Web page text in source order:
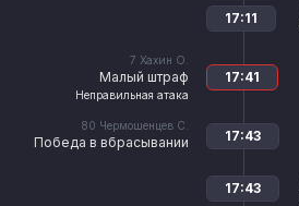
17:11
7 Хахин О.
Малый штраф
Неправильная атака
17:41
80 Чермошенцев С.
Победа в вбрасывании 17:43
17:43